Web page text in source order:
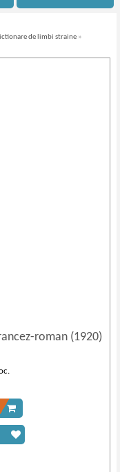
de limbi straine »
roman (1920)